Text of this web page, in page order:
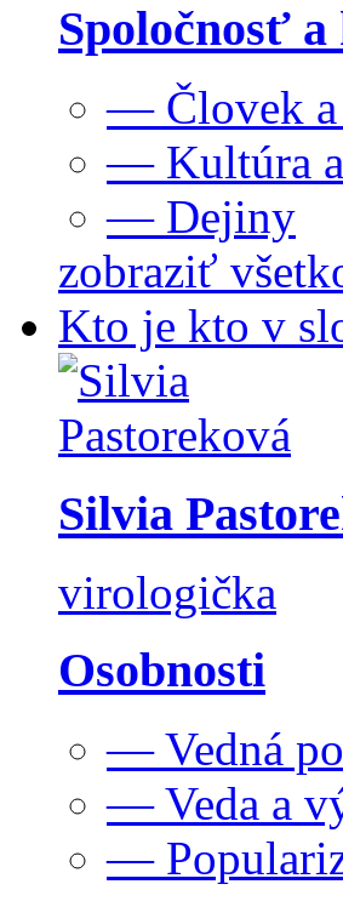
Spoločnosť
— Človek a
— Kultúra
— Dejiny
zobraziť
Kto je kto v
Silvia
virologička
Osobnosti
— Vedná
— Veda a
—